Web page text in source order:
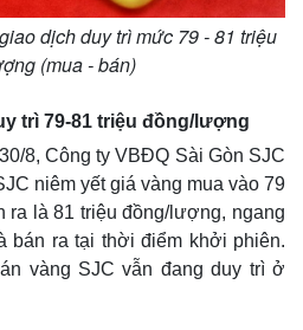
dịch duy trì mức 79 - 81 triệu
(mua - bán)
trì 79-81 triệu đồng/lượng
8, Công ty VBĐQ Sài Gòn SJC
niêm yết giá vàng mua vào 79
ra là 81 triệu đồng/lượng, ngang
bán ra tại thời điểm khởi phiên.
vàng SJC vẫn đang duy trì ở